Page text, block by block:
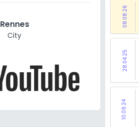
Rennes
City
08.08.26
28.04.25
10.09.24